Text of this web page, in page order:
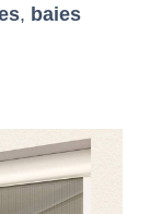
, baies